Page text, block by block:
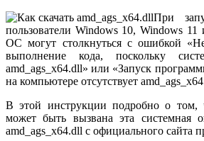
При
пользователи Windows 10, Windows
ОС могут столкнуться с ошибкой
выполнение кода, поскольку
amd_ags_x64.dll» или «Запуск
на компьютере отсутствует
В этой инструкции подробно о том,
может быть вызвана эта системная
amd_ags_x64.dll с официального сайта